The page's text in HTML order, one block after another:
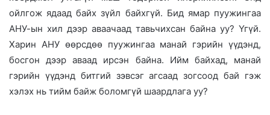
ойлгож ядаад байх зүйл байхгүй. Бид ямар пуужингаа
АНУ-ын хил дээр аваачаад тавьчихсан байна уу? Үгүй.
Харин АНУ өөрсдөө пуужингаа манай гэрийн үүдэнд,
босгон дээр аваад ирсэн байна. Ийм байхад, манай
гэрийн үүдэнд битгий зэвсэг агсаад зогсоод бай гэж
хэлэх нь тийм байж боломгүй шаардлага уу?